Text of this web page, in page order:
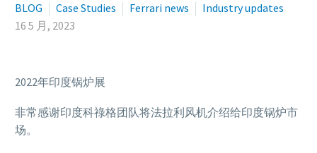
BLOG Case Studies Ferrari news
Industry updates
16 5 月, 2023
2022年印度锅炉展
非常感谢印度科祿格团队将法拉利风机介绍给印度锅炉市
场。